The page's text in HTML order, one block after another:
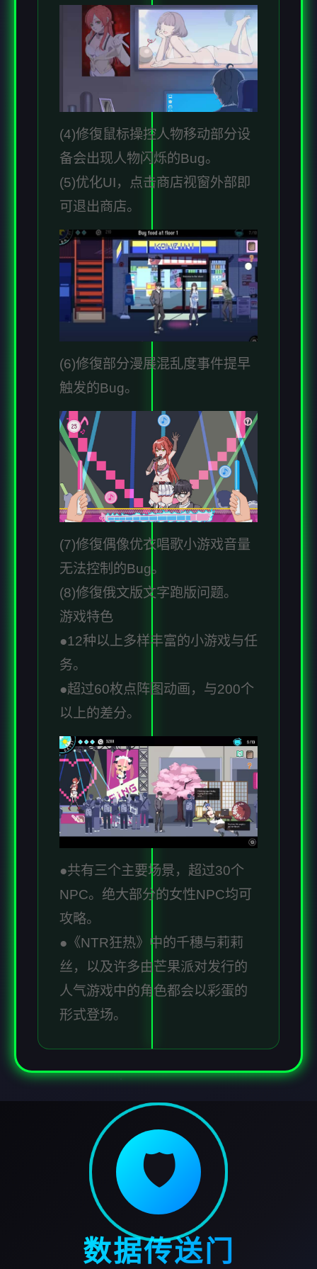
(4)修復鼠标操控人物移动部分设
备会出现人物闪烁的Bug。
(5)优化UI，点击商店视窗外部即
可退出商店。
(6)修復部分漫展混乱度事件提早
触发的Bug。
(7)修復偶像优衣唱歌小游戏音量
无法控制的Bug。
(8)修復俄文版文字跑版问题。
游戏特色
●12种以上多样丰富的小游戏与任
务。
●超过60枚点阵图动画，与200个
以上的差分。
●共有三个主要场景，超过30个
NPC。绝大部分的女性NPC均可
攻略。
●《NTR狂热》中的千穗与莉莉
丝，以及许多由芒果派对发行的
人气游戏中的角色都会以彩蛋的
形式登场。
🛡️
数据传送门